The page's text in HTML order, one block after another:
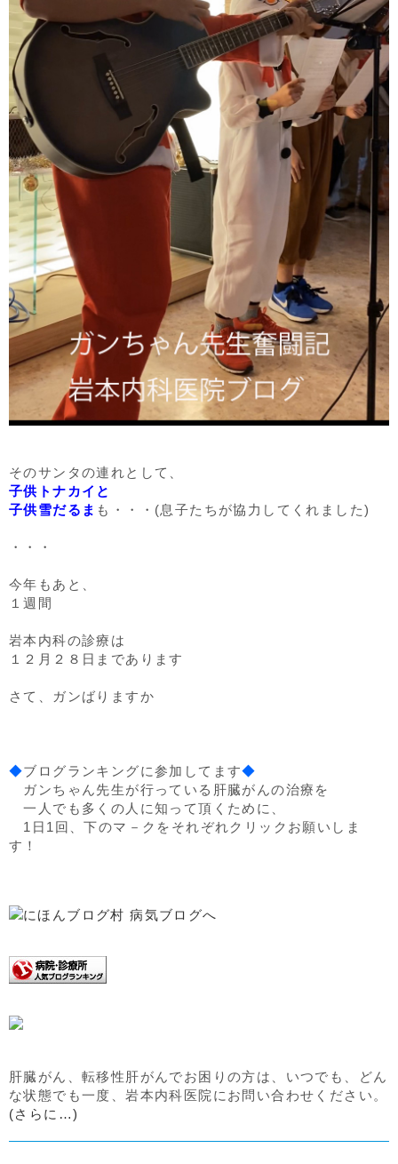
そのサンタの連れとして、
子供トナカイと
子供雪だるま も・・・(息子たちが協力してくれました)
・・・
今年もあと、
１週間
岩本内科の診療は
１２月２８日まであります
さて、ガンばりますか
◆ブログランキングに参加してます◆
ガンちゃん先生が行っている肝臓がんの治療を
一人でも多くの人に知って頂くために、
1日1回、下のマ－クをそれぞれクリックお願いしま
す！
肝臓がん、転移性肝がんでお困りの方は、いつでも、どん
な状態でも一度、岩本内科医院にお問い合わせください。
(さらに…)